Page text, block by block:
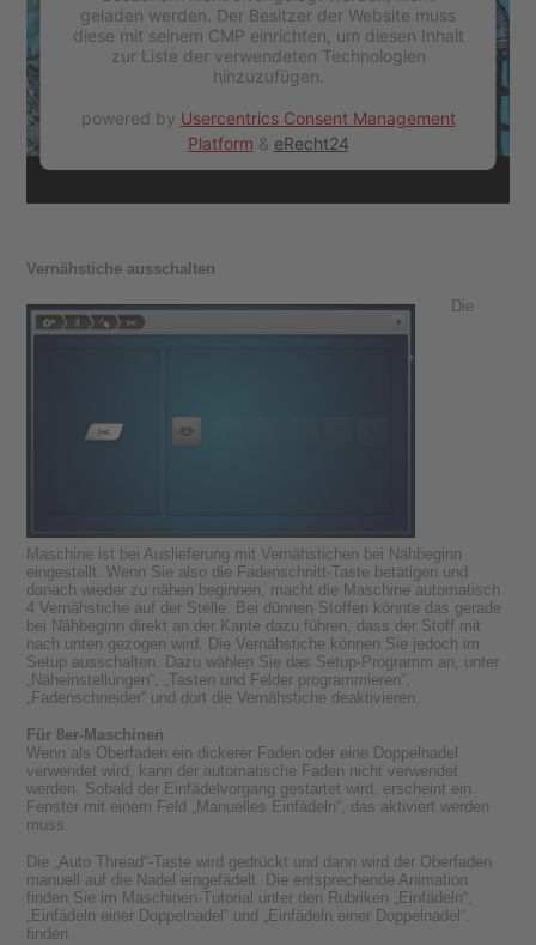
geladen werden. Der Besitzer der Website muss
diese mit seinem CMP einrichten, um diesen Inhalt
zur Liste der verwendeten Technologien
hinzuzufügen.
powered by Usercentrics Consent Management
Platform & eRecht24
Vernähstiche ausschalten
Die
Maschine ist bei Auslieferung mit Vernähstichen bei Nähbeginn
eingestellt. Wenn Sie also die Fadenschnitt-Taste betätigen und
danach wieder zu nähen beginnen, macht die Maschine automatisch
4 Vernähstiche auf der Stelle. Bei dünnen Stoffen könnte das gerade
bei Nähbeginn direkt an der Kante dazu führen, dass der Stoff mit
nach unten gezogen wird. Die Vernähstiche können Sie jedoch im
Setup ausschalten. Dazu wählen Sie das Setup-Programm an, unter
„Näheinstellungen“, „Tasten und Felder programmieren“,
„Fadenschneider“ und dort die Vernähstiche deaktivieren.
Für 8er-Maschinen
Wenn als Oberfaden ein dickerer Faden oder eine Doppelnadel
verwendet wird, kann der automatische Faden nicht verwendet
werden. Sobald der Einfädelvorgang gestartet wird, erscheint ein
Fenster mit einem Feld „Manuelles Einfädeln“, das aktiviert werden
muss.
Die „Auto Thread“-Taste wird gedrückt und dann wird der Oberfaden
manuell auf die Nadel eingefädelt. Die entsprechende Animation
finden Sie im Maschinen-Tutorial unter den Rubriken „Einfädeln“,
„Einfädeln einer Doppelnadel“ und „Einfädeln einer Doppelnadel“.
finden